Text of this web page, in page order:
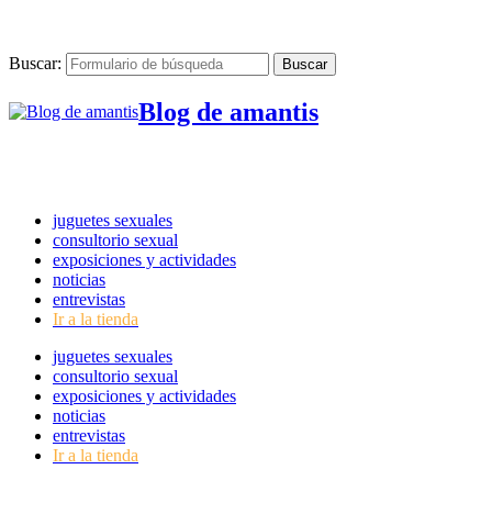
Buscar:
Blog de amantis
juguetes sexuales
consultorio sexual
exposiciones y actividades
noticias
entrevistas
Ir a la tienda
juguetes sexuales
consultorio sexual
exposiciones y actividades
noticias
entrevistas
Ir a la tienda